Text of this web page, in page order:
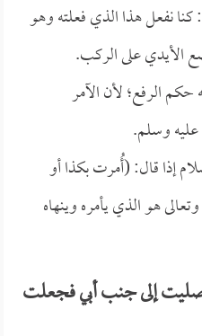
نفعل هذا الذي فعلته وهو
الأيدي على الركب.
حكم الرفع؛ لأن الآمر
عليه وسلم.
إذا قال: (أُمرت بكذا أو
هو الذي يأمره وينهاه
إلى جنب أبي فجعلت